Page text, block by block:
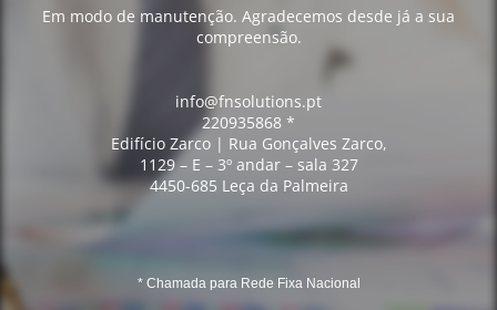
Em modo de manutenção. Agradecemos desde já a sua
compreensão.
info@fnsolutions.pt
220935868 *
Edifício Zarco | Rua Gonçalves Zarco,
1129 – E – 3º andar – sala 327
4450-685 Leça da Palmeira
* Chamada para Rede Fixa Nacional